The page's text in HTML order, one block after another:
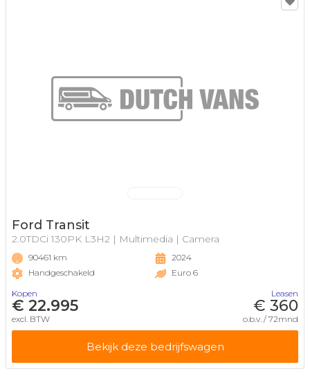
Ford Transit
2.0TDCi 130PK L3H2 | Multimedia | Camera
90461 km
Handgeschakeld
2024
Euro 6
Kopen
€ 22.995
excl. BTW
Leasen
€ 360
o.b.v. / 72mnd
Bekijk deze bedrijfswagen